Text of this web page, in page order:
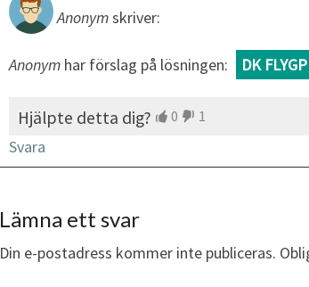
Anonymskriver:
Anonym har förslag på lösningen: DK
Hjälpte detta dig? 0 1
Svara
Lämna ett svar
Din e-postadress kommer inte publiceras.